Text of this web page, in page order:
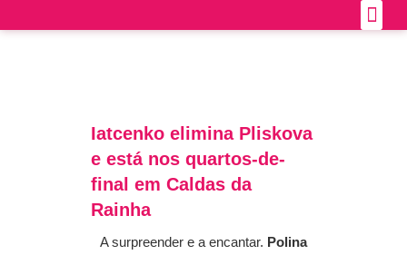
to
Iatcenko elimina Pliskova
e está nos quartos-de-
final em Caldas da
Rainha
A surpreender e a encantar. Polina